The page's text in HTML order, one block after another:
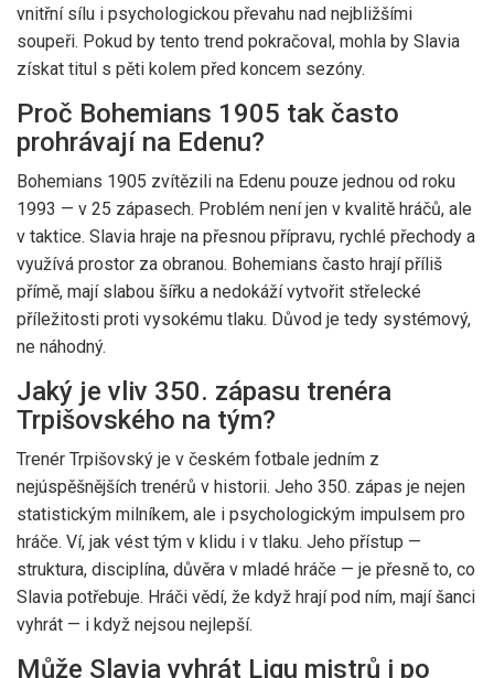
vnitřní sílu i psychologickou převahu nad nejbližšími
soupeři. Pokud by tento trend pokračoval, mohla by Slavia
získat titul s pěti kolem před koncem sezóny.
Proč Bohemians 1905 tak často
prohrávají na Edenu?
Bohemians 1905 zvítězili na Edenu pouze jednou od roku
1993 — v 25 zápasech. Problém není jen v kvalitě hráčů, ale
v taktice. Slavia hraje na přesnou přípravu, rychlé přechody a
využívá prostor za obranou. Bohemians často hrají příliš
přímě, mají slabou šířku a nedokáží vytvořit střelecké
příležitosti proti vysokému tlaku. Důvod je tedy systémový,
ne náhodný.
Jaký je vliv 350. zápasu trenéra
Trpišovského na tým?
Trenér Trpišovský je v českém fotbale jedním z
nejúspěšnějších trenérů v historii. Jeho 350. zápas je nejen
statistickým milníkem, ale i psychologickým impulsem pro
hráče. Ví, jak vést tým v klidu i v tlaku. Jeho přístup —
struktura, disciplína, důvěra v mladé hráče — je přesně to, co
Slavia potřebuje. Hráči vědí, že když hrají pod ním, mají šanci
vyhrát — i když nejsou nejlepší.
Může Slavia vyhrát Ligu mistrů i po